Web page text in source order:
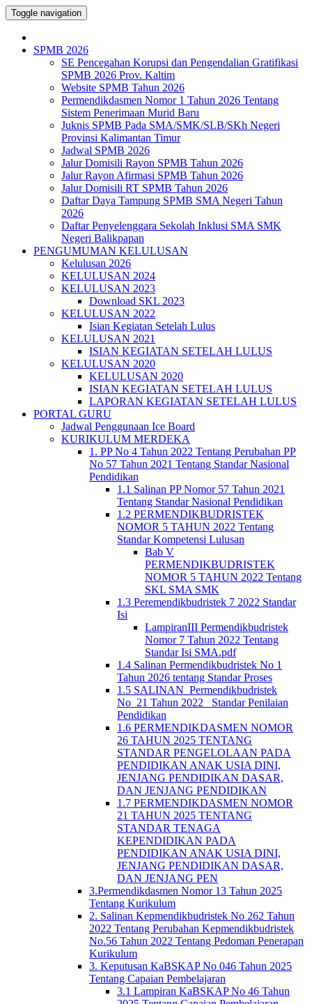
Toggle navigation
SPMB 2026
SE Pencegahan Korupsi dan Pengendalian Gratifikasi
SPMB 2026 Prov. Kaltim
Website SPMB Tahun 2026
Permendikdasmen Nomor 1 Tahun 2026 Tentang
Sistem Penerimaan Murid Baru
Juknis SPMB Pada SMA/SMK/SLB/SKh Negeri
Provinsi Kalimantan Timur
Jadwal SPMB 2026
Jalur Domisili Rayon SPMB Tahun 2026
Jalur Rayon Afirmasi SPMB Tahun 2026
Jalur Domisili RT SPMB Tahun 2026
Daftar Daya Tampung SPMB SMA Negeri Tahun
2026
Daftar Penyelenggara Sekolah Inklusi SMA SMK
Negeri Balikpapan
PENGUMUMAN KELULUSAN
Kelulusan 2026
KELULUSAN 2024
KELULUSAN 2023
Download SKL 2023
KELULUSAN 2022
Isian Kegiatan Setelah Lulus
KELULUSAN 2021
ISIAN KEGIATAN SETELAH LULUS
KELULUSAN 2020
KELULUSAN 2020
ISIAN KEGIATAN SETELAH LULUS
LAPORAN KEGIATAN SETELAH LULUS
PORTAL GURU
Jadwal Penggunaan Ice Board
KURIKULUM MERDEKA
1. PP No 4 Tahun 2022 Tentang Perubahan PP
No 57 Tahun 2021 Tentang Standar Nasional
Pendidikan
1.1 Salinan PP Nomor 57 Tahun 2021
Tentang Standar Nasional Pendidikan
1.2 PERMENDIKBUDRISTEK
NOMOR 5 TAHUN 2022 Tentang
Standar Kompetensi Lulusan
Bab V
PERMENDIKBUDRISTEK
NOMOR 5 TAHUN 2022 Tentang
SKL SMA SMK
1.3 Peremendikbudristek 7 2022 Standar
Isi
LampiranIII Permendikbudristek
Nomor 7 Tahun 2022 Tentang
Standar Isi SMA.pdf
1.4 Salinan Permendikbudristek No 1
Tahun 2026 tentang Standar Proses
1.5 SALINAN_Permendikbudristek
No_21 Tahun 2022_ Standar Penilaian
Pendidikan
1.6 PERMENDIKDASMEN NOMOR
26 TAHUN 2025 TENTANG
STANDAR PENGELOLAAN PADA
PENDIDIKAN ANAK USIA DINI,
JENJANG PENDIDIKAN DASAR,
DAN JENJANG PENDIDIKAN
1.7 PERMENDIKDASMEN NOMOR
21 TAHUN 2025 TENTANG
STANDAR TENAGA
KEPENDIDIKAN PADA
PENDIDIKAN ANAK USIA DINI,
JENJANG PENDIDIKAN DASAR,
DAN JENJANG PEN
3.Permendikdasmen Nomor 13 Tahun 2025
Tentang Kurikulum
2. Salinan Kepmendikbudristek No 262 Tahun
2022 Tentang Perubahan Kepmendikbudristek
No.56 Tahun 2022 Tentang Pedoman Penerapan
Kurikulum
3. Keputusan KaBSKAP No 046 Tahun 2025
Tentang Capaian Pembelajaran
3.1 Lampiran KaBSKAP No 46 Tahun